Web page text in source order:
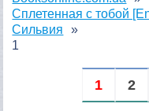
Сплетенная с тобой
Сильвия
1
1 2